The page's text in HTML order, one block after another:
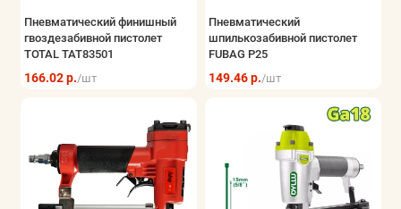
Пневматический финишный
гвоздезабивной пистолет
TOTAL TAT83501
166.02 р./шт
Пневматический
шпилькозабивной пистолет
FUBAG P25
149.46 р./шт